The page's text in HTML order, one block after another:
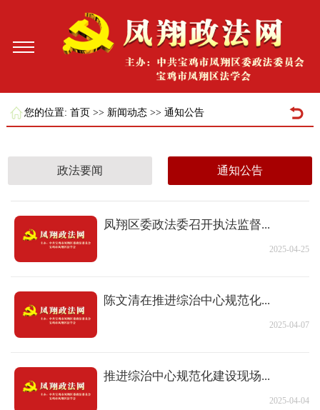
您的位置: 首页 >> 新闻动态>> 通知公告
政法要闻 通知公告
凤翔区委政法委召开执法监督...
2025-04-25
陈文清在推进综治中心规范化...
2025-04-07
推进综治中心规范化建设现场...
2025-04-04